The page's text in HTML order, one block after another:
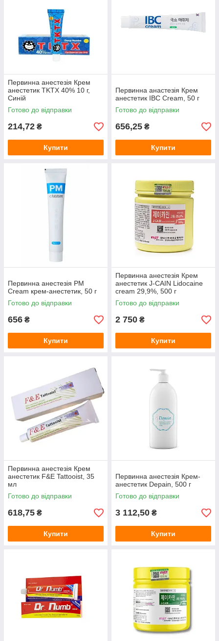
Первинна анестезія Крем
анестетик TKTX 40% 10 г,
Синій
Готово до відправки
214,72 ₴
Купити
Первинна анастезія Крем
анестетик IBC Cream, 50 г
Готово до відправки
656,25 ₴
Купити
Первинна анестезія PM
Cream крем-анестетик, 50 г
Готово до відправки
656 ₴
Купити
Первинна анестезія Крем
анестетик J-CAIN Lidocaine
cream 29,9%, 500 г
Готово до відправки
2 750 ₴
Купити
Первинна анестезія Крем
анестетик F&E Tattooist, 35
мл
Готово до відправки
618,75 ₴
Купити
Первинна анестезія Крем-
анестетик Depain, 500 г
Готово до відправки
3 112,50 ₴
Купити